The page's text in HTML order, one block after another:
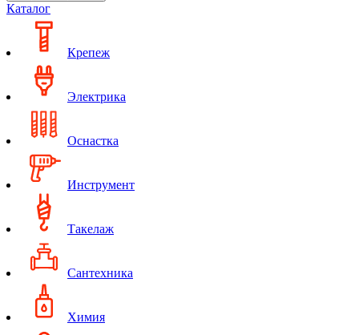
Каталог
Крепеж
Электрика
Оснастка
Инструмент
Такелаж
Сантехника
Химия